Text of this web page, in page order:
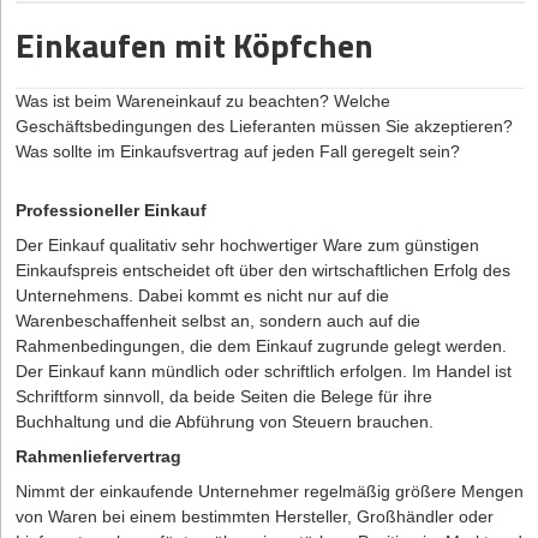
Die Fälle sind jedoch nicht immer so klar: wie im Beispiel eines
Online-Händlers, der aus seiner Wohnung kurzerhand ein
Warenlager macht. Besonders im letztgenannten Beispiel droht
allerdings die außerordentliche fristlose Kündigung, da die
Aufnahme eines Gewerbebetriebes in einem Wohnraum ohne die
durch den Mieter.
Zudem drohen ordnungsrechtliche Sanktionen: In Zeiten immer
knapper werdenden Wohnraums haben die Städte und
Kommunen ihre Bußgelder teilweise drastisch erhöht. Bis zu
100.000 Euro sind beispielsweise nach dem
Zweckentfremdungsverbot-Gesetz des Landes Berlin für diese
Ordnungswidrigkeit durch den Verursacher zu entrichten. Wird
dem Vermieter eine Zweckentfremdung seiner Mietsache bekannt,
wird er diese schnellstens unterbinden wollen, um seine Haftung
zu vermeiden, und da ist die außerordentliche fristlose Kündigung
meist das Mittel der Wahl.
Doch so weit muss es nicht kommen: Wer die eventuell negative
Einkaufen mit Köpfchen
Was ist beim Wareneinkauf zu beachten? Welche
Geschäftsbedingungen des Lieferanten müssen Sie akzeptieren?
Was sollte im Einkaufsvertrag auf jeden Fall geregelt sein?
Professioneller Einkauf
Der Einkauf qualitativ sehr hochwertiger Ware zum günstigen
Einkaufspreis entscheidet oft über den wirtschaftlichen Erfolg des
Unternehmens. Dabei kommt es nicht nur auf die
Warenbeschaffenheit selbst an, sondern auch auf die
Rahmenbedingungen, die dem Einkauf zugrunde gelegt werden.
Der Einkauf kann mündlich oder schriftlich erfolgen. Im Handel ist
Schriftform sinnvoll, da beide Seiten die Belege für ihre
Buchhaltung und die Abführung von Steuern brauchen.
Rahmenliefervertrag
Nimmt der einkaufende Unternehmer regelmäßig größere Mengen
von Waren bei einem bestimmten Hersteller, Großhändler oder